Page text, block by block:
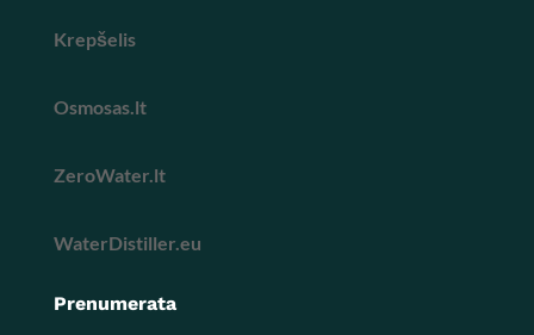
Krepšelis
Osmosas.lt
ZeroWater.lt
WaterDistiller.eu
Prenumerata